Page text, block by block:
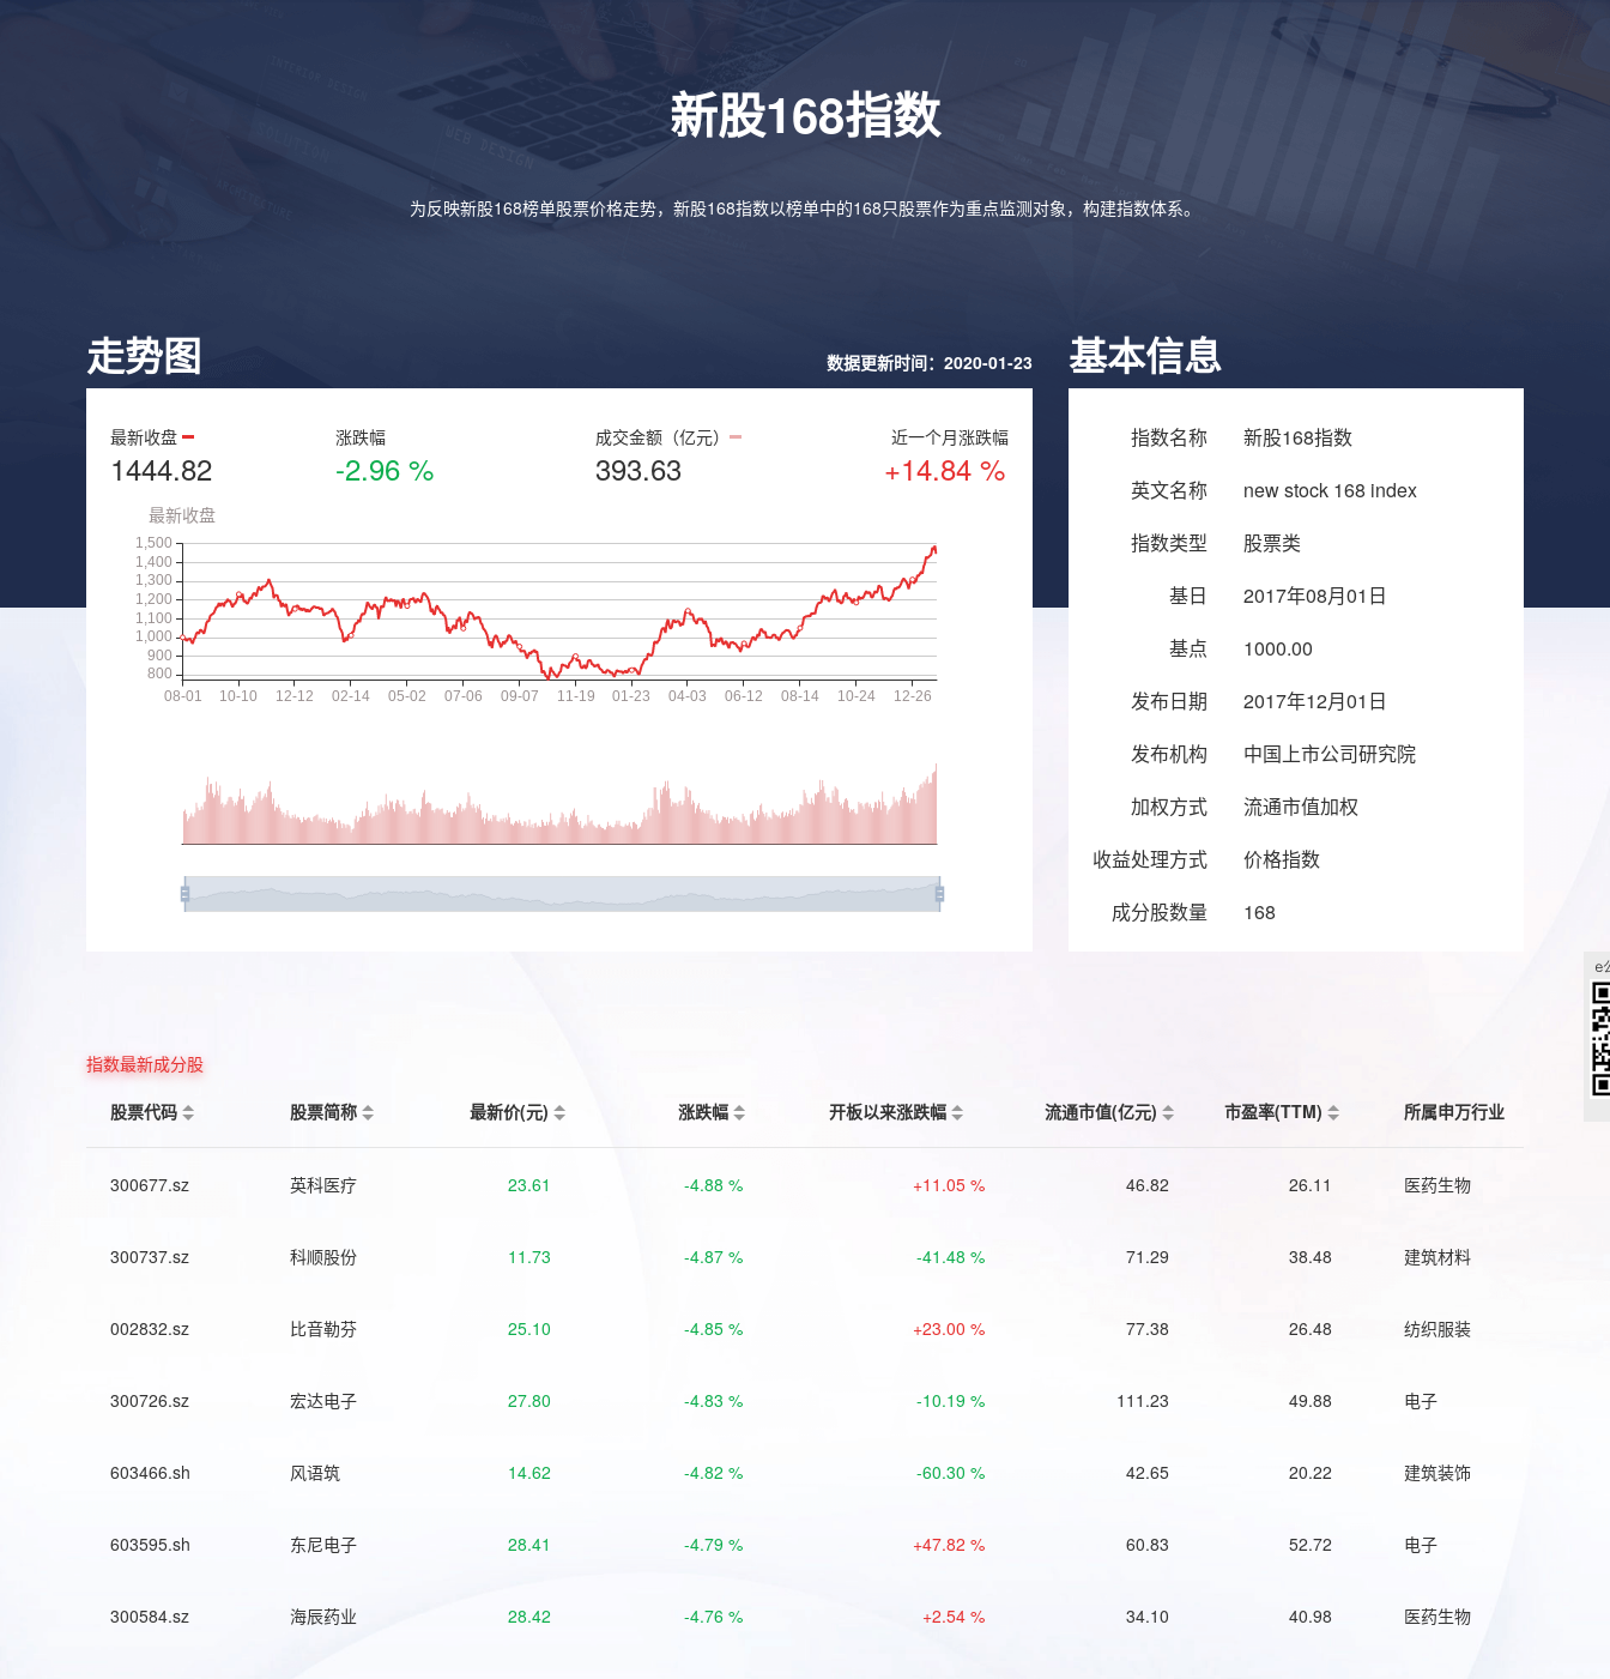
新股168指数
为反映新股168榜单股票价格走势，新股168指数以榜单中的168只股票作为重点监测对象，构建指数体系。
走势图 数据更新时间：2020-01-23
最新收盘
1444.82
涨跌幅
-2.96 %
成交金额（亿元）
393.63
近一个月涨跌幅
+14.84 %
基本信息
指数名称
新股168指数
英文名称
new stock 168 index
指数类型
股票类
基日
2017年08月01日
基点
1000.00
发布日期
2017年12月01日
发布机构
中国上市公司研究院
加权方式
流通市值加权
收益处理方式
价格指数
成分股数量
168
指数最新成分股
股票代码
股票简称 最新价(元) 涨跌幅 开板以来涨跌幅 流通市值(亿元) 市盈率(TTM) 所属申万行业
300677.sz 英科医疗 23.61 -4.88 % +11.05 % 46.82 26.11 医药生物
300737.sz 科顺股份 11.73 -4.87 % -41.48 % 71.29 38.48 建筑材料
002832.sz 比音勒芬 25.10 -4.85 % +23.00 % 77.38 26.48 纺织服装
300726.sz 宏达电子 27.80 -4.83 % -10.19 % 111.23 49.88 电子
603466.sh 风语筑 14.62 -4.82 % -60.30 % 42.65 20.22 建筑装饰
603595.sh 东尼电子 28.41 -4.79 % +47.82 % 60.83 52.72 电子
300584.sz 海辰药业 28.42 -4.76 % +2.54 % 34.10 40.98 医药生物